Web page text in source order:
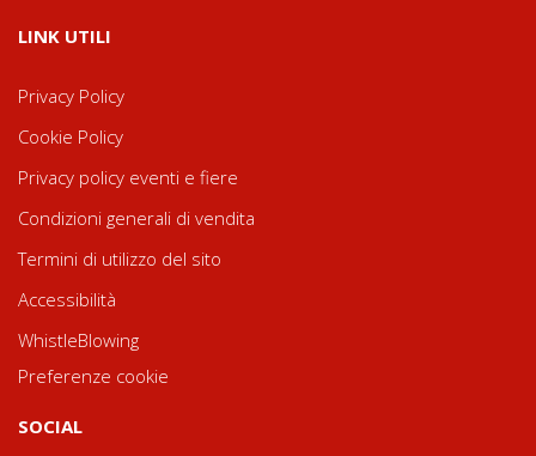
LINK UTILI
Privacy Policy
Cookie Policy
Privacy policy eventi e fiere
Condizioni generali di vendita
Termini di utilizzo del sito
Accessibilità
WhistleBlowing
Preferenze cookie
SOCIAL